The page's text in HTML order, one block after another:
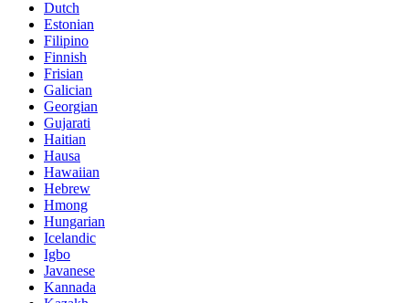
Dutch
Estonian
Filipino
Finnish
Frisian
Galician
Georgian
Gujarati
Haitian
Hausa
Hawaiian
Hebrew
Hmong
Hungarian
Icelandic
Igbo
Javanese
Kannada